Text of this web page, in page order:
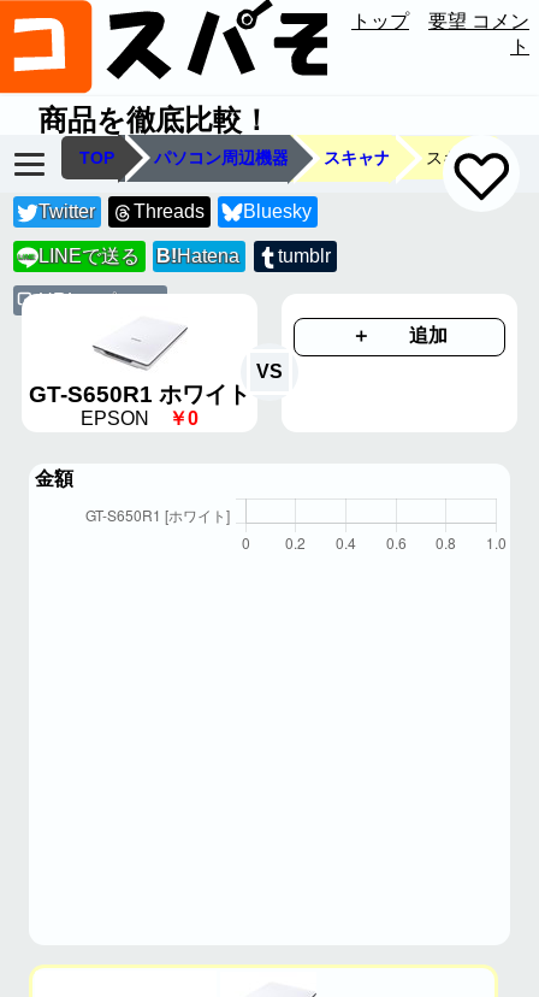
トップ
要望 コメン
ト
商品を徹底比較！
TOP パソコン周辺機器 スキャナ スキャナ
Twitter Threads Bluesky
LINE LINEで送る B!Hatena tumblr
URLコピー
GT-S650R1 ホワイト
EPSON ￥0
VS
＋ 追加
金額